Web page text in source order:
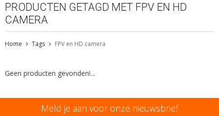
PRODUCTEN GETAGD MET FPV EN HD
CAMERA
Home Tags FPV en HD camera
Geen producten gevonden!...
Meld je aan voor onze nieuwsbrief